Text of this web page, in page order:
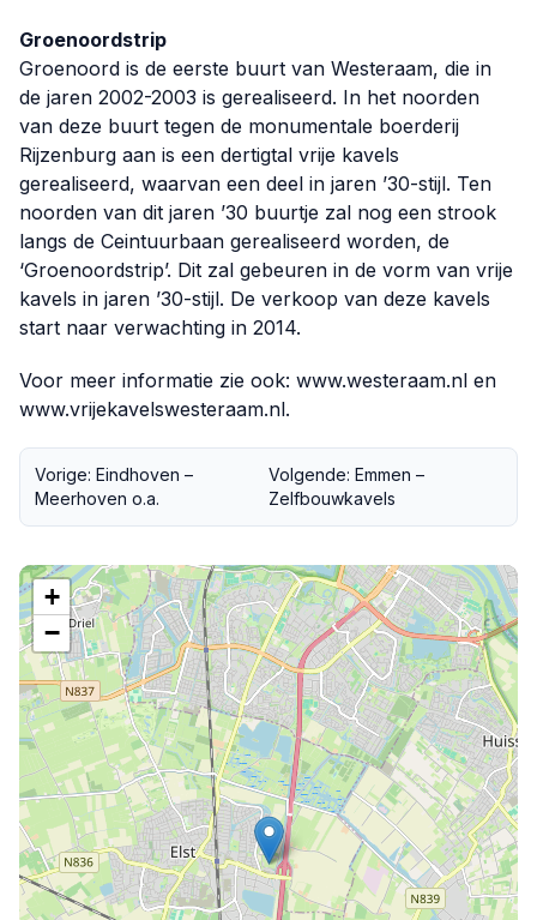
Groenoordstrip
Groenoord is de eerste buurt van Westeraam, die in
de jaren 2002-2003 is gerealiseerd. In het noorden
van deze buurt tegen de monumentale boerderij
Rijzenburg aan is een dertigtal vrije kavels
gerealiseerd, waarvan een deel in jaren ’30-stijl. Ten
noorden van dit jaren ’30 buurtje zal nog een strook
langs de Ceintuurbaan gerealiseerd worden, de
‘Groenoordstrip’. Dit zal gebeuren in de vorm van vrije
kavels in jaren ’30-stijl. De verkoop van deze kavels
start naar verwachting in 2014.
Voor meer informatie zie ook: www.westeraam.nl en
www.vrijekavelswesteraam.nl.
Vorige: Eindhoven –
Meerhoven o.a.
Volgende: Emmen –
Zelfbouwkavels
+
−